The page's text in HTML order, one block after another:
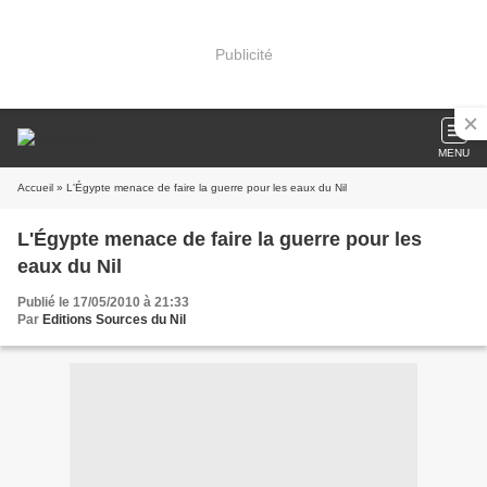
Publicité
MENU
Accueil » L'Égypte menace de faire la guerre pour les eaux du Nil
L'Égypte menace de faire la guerre pour les
eaux du Nil
Publié le 17/05/2010 à 21:33
Par Editions Sources du Nil